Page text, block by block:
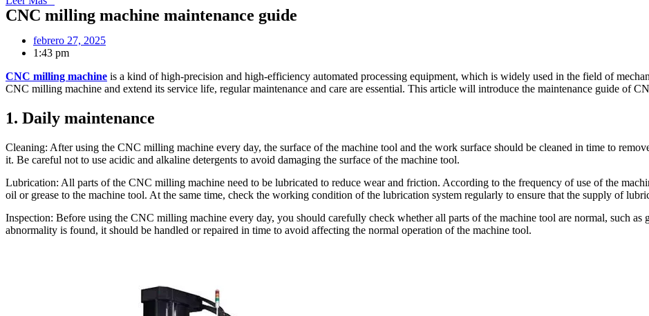
CNC milling machine maintenance guide
febrero 27, 2025
1:43 pm
CNC milling machine is a kind of high-precision and high-efficiency automated processing equipment, which is widely used in the field of
CNC milling machine and extend its service life, regular maintenance and care are essential. This article will introduce the maintenance guide of
1. Daily maintenance
Cleaning: After using the CNC milling machine every day, the surface of the machine tool and the work surface should be cleaned in time to
it. Be careful not to use acidic and alkaline detergents to avoid damaging the surface of the machine tool.
Lubrication: All parts of the CNC milling machine need to be lubricated to reduce wear and friction. According to the frequency of use of the
oil or grease to the machine tool. At the same time, check the working condition of the lubrication system regularly to ensure that the supply of
Inspection: Before using the CNC milling machine every day, you should carefully check whether all parts of the machine tool are normal, such as
abnormality is found, it should be handled or repaired in time to avoid affecting the normal operation of the machine tool.